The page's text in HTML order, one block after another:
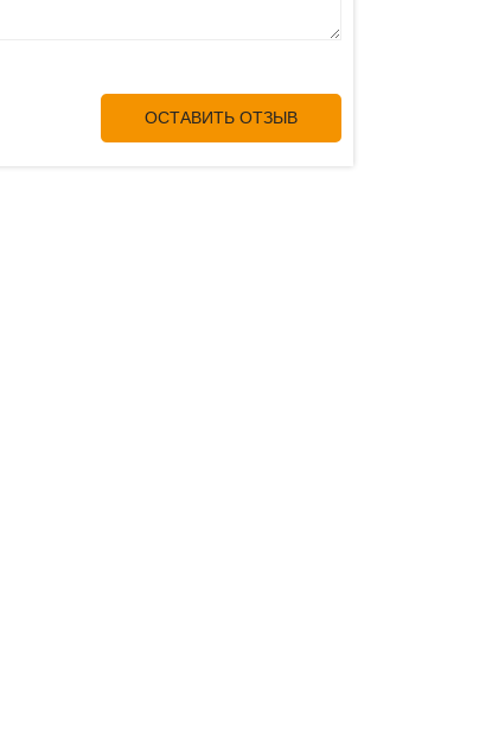
ОСТАВИТЬ ОТЗЫВ